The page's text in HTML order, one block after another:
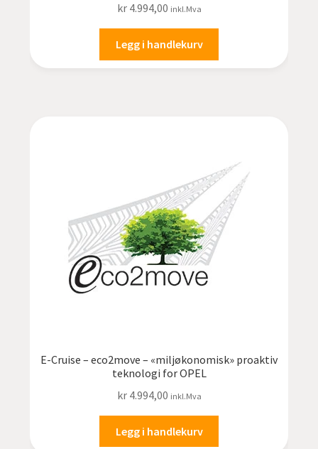
kr4.994,00 inkl.Mva
Legg i handlekurv
E-Cruise – eco2move – «miljøkonomisk» proaktiv
teknologi for OPEL
kr4.994,00 inkl.Mva
Legg i handlekurv